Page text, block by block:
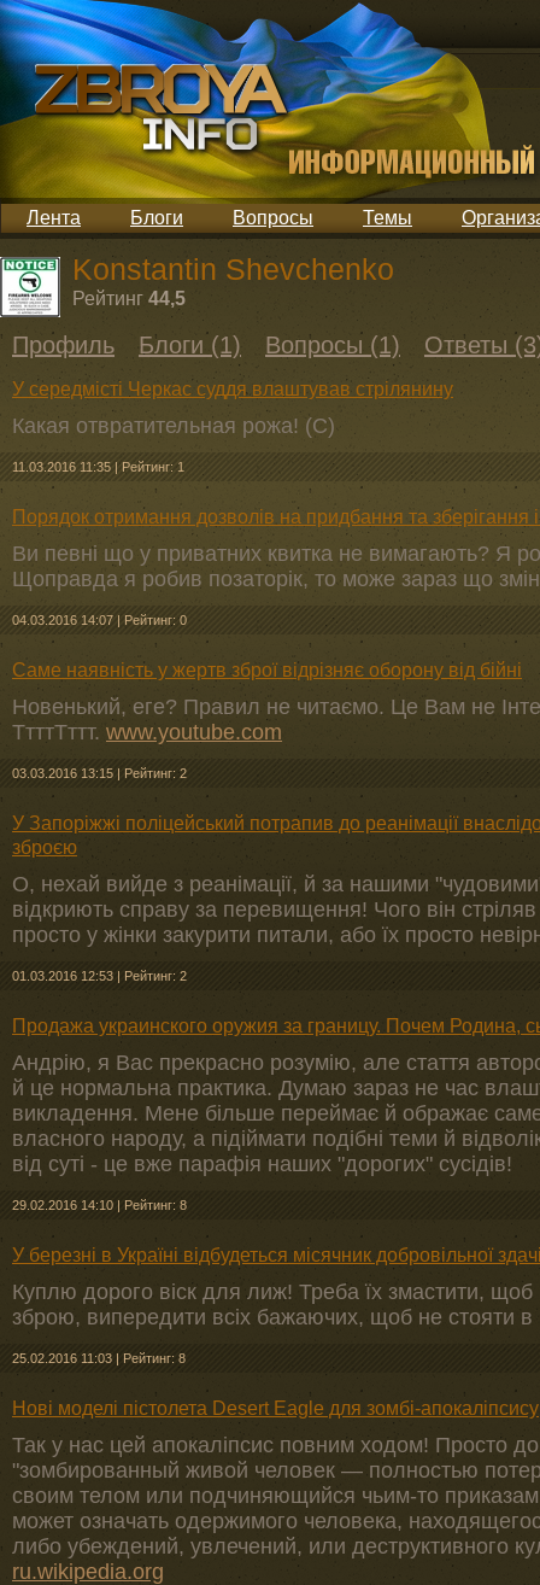
Лента Блоги Вопросы Темы
Konstantin Shevchenko
Рейтинг 44,5
Профиль Блоги (1) Вопросы (1) Ответы
У середмісті Черкас суддя влаштував стрілянину
Какая отвратительная рожа! (С)
11.03.2016 11:35 |Рейтинг: 1
Порядок отримання дозволів на придбання та зберігання
Ви певні що у приватних квитка не вимагають? Я
Щоправда я робив позаторік, то може зараз що
04.03.2016 14:07 | Рейтинг: 0
Саме наявність у жертв зброї відрізняє оборону від бійні
Новенький, еге? Правил не читаємо. Це Вам не
ТтттТттт. www.youtube.com
03.03.2016 13:15 | Рейтинг: 2
У Запоріжжі поліцейський потрапив до реанімації
зброєю
О, нехай вийде з реанімації, й за нашими
відкриють справу за перевищення! Чого він
просто у жінки закурити питали, або їх просто
01.03.2016 12:53 | Рейтинг: 2
Продажа украинского оружия за границу. Почем Родина,
Андрію, я Вас прекрасно розумію, але стаття
й це нормальна практика. Думаю зараз не час
викладення. Мене більше переймає й ображає
власного народу, а підіймати подібні теми й
від суті - це вже парафія наших "дорогих" сусідів!
29.02.2016 14:10 | Рейтинг: 8
У березні в Україні відбудеться місячник добровільної
Куплю дорого віск для лиж! Треба їх змастити, щоб
зброю, випередити всіх бажаючих, щоб не стояти в
25.02.2016 11:03 | Рейтинг: 8
Нові моделі пістолета Desert Eagle для зомбі-апокаліпсису
Так у нас цей апокаліпсис повним ходом! Просто
"зомбированный живой человек — полностью
своим телом или подчиняющийся чьим-то
может означать одержимого человека,
либо убеждений, увлечений, или деструктивного
ru.wikipedia.org